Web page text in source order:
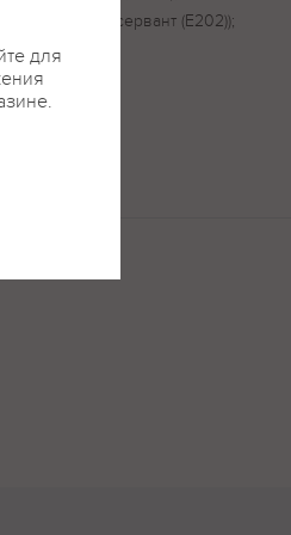
Е1520), консервант (Е202));
для